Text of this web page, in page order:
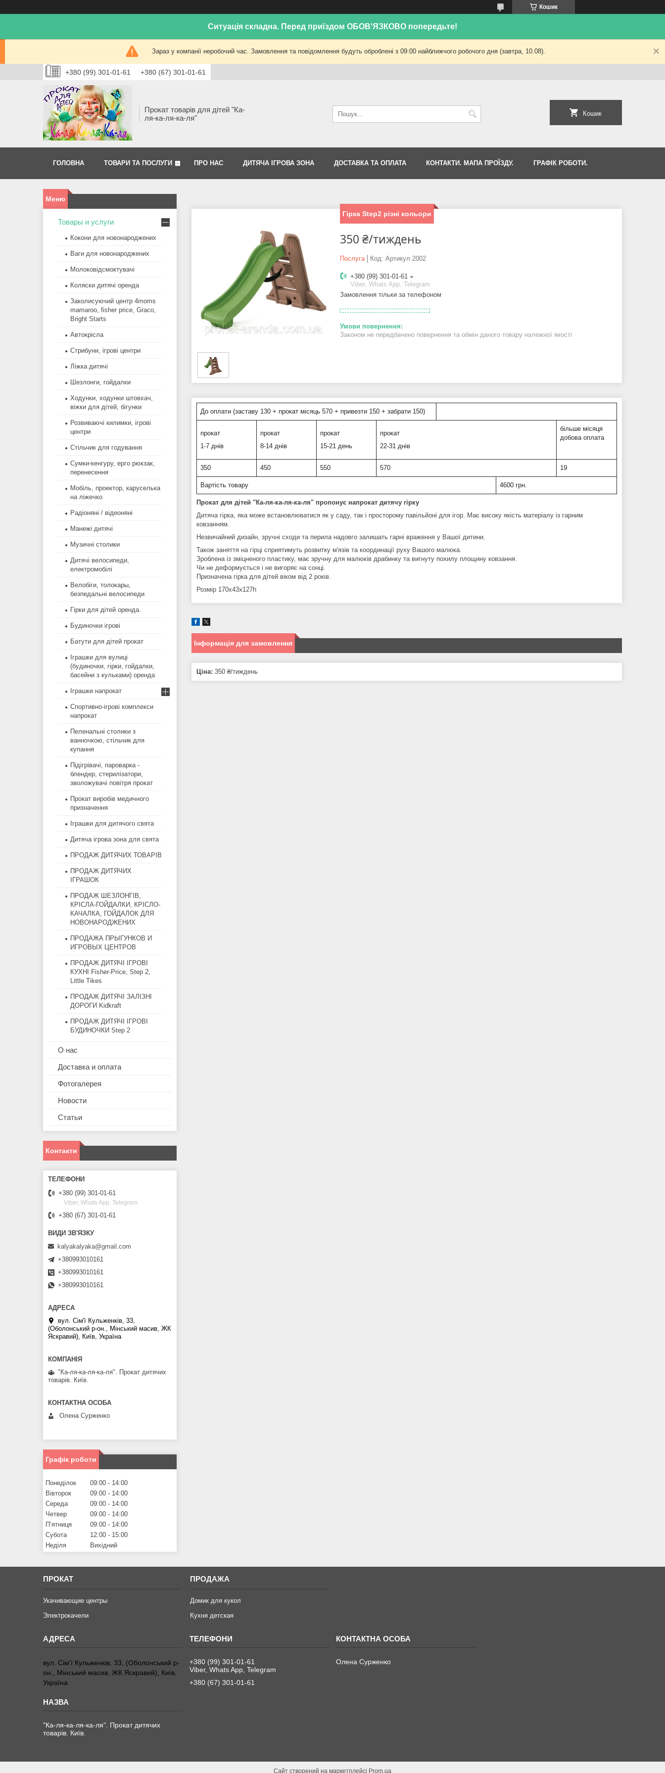
Кошик
Ситуація складна. Перед приїздом ОБОВ'ЯЗКОВО попередьте!
Зараз у компанії неробочий час. Замовлення та повідомлення будуть оброблені з 09:00 найближчого робочого дня (завтра, 10.08).
+380 (99) 301-01-61 +380 (67) 301-01-61
Прокат товарів для дітей "Ка-
ля-ка-ля-ка-ля"
Кошик
ГОЛОВНА ТОВАРИ ТА ПОСЛУГИ ПРО НАС ДИТЯЧА ІГРОВА ЗОНА ДОСТАВКА ТА ОПЛАТА КОНТАКТИ. МАПА ПРОЇЗДУ. ГРАФІК РОБОТИ.
Гірка Step2 різні кольори
350 ₴/тиждень
Послуга Код: Артикул:2002
+380 (99) 301-01-61
Viber, Whats App, Telegram
Замовлення тільки за телефоном
Законом не передбачено повернення та обмін даного товару належної якості
До оплати (заставу 130 + прокат місяць 570 + привезти 150 + забрати 150)
прокат
1-7 днів
прокат
8-14 днів
прокат
15-21 день
прокат
22-31 днів
більше місяця
добова оплата
350 450 550 570 19
Вартість товару 4600 грн.
Прокат для дітей "Ка-ля-ка-ля-ка-ля" пропонує напрокат дитячу гірку
Дитяча гірка, яка може встановлюватися як у саду, так і просторому павільйоні для ігор. Має високу якість матеріалу із гарним
ковзанням.
Незвичайний дизайн, зручні сходи та перила надовго залишать гарні враження у Вашої дитини.
Також заняття на гірці сприятимуть розвитку м'язів та координації руху Вашого малюка.
Зроблена із зміцненого пластику, має зручну для малюків драбинку та вигнуту похилу площину ковзання.
Чи не деформується і не вигоряє на сонці.
Призначена гірка для дітей віком від 2 років.
Розмір 170х43х127h
Інформація для замовлення
Ціна: 350 ₴/тиждень
Товары и услуги
Кокони для новонароджених
Ваги для новонароджених
Молоковідсмоктувачі
Коляски дитячі оренда
Заколисуючий центр 4moms
mamaroo, fisher price, Graco,
Bright Starts
Автокрісла
Стрибуни, ігрові центри
Ліжка дитячі
Шезлонги, гойдалки
Ходунки, ходунки штовхач,
віжки для дітей, бігунки
Розвиваючі килимки, ігрові
центри
Стільчик для годування
Сумки-кенгуру, ерго рюкзак,
перенесення
Мобіль, проектор, каруселька
на ліжечко
Радіоняні / відеоняні
Манежі дитячі
Музичні столики
Дитячі велосипеди,
електромобілі
Велобіги, толокары,
безпедальні велосипеди
Гірки для дітей оренда.
Будиночки ігрові
Батути для дітей прокат
Іграшки для вулиці
(будиночки, гірки, гойдалки,
басейни з кульками) оренда
Іграшки напрокат
Спортивно-ігрові комплекси
напрокат
Пеленальні столики з
ванночкою, стільчик для
купання
Підігрівачі, пароварка -
блендер, стерилізатори,
зволожувачі повітря прокат
Прокат виробів медичного
призначення
Іграшки для дитячого свята
Дитяча ігрова зона для свята
ПРОДАЖ ДИТЯЧИХ ТОВАРІВ
ПРОДАЖ ДИТЯЧИХ
ІГРАШОК
ПРОДАЖ ШЕЗЛОНГІВ,
КРІСЛА-ГОЙДАЛКИ, КРІСЛО-
КАЧАЛКА, ГОЙДАЛОК ДЛЯ
НОВОНАРОДЖЕНИХ
ПРОДАЖА ПРЫГУНКОВ И
ИГРОВЫХ ЦЕНТРОВ
ПРОДАЖ ДИТЯЧІ ІГРОВІ
КУХНІ Fisher-Price, Step 2,
Little Tikes
ПРОДАЖ ДИТЯЧІ ЗАЛІЗНІ
ДОРОГИ Kidkraft
ПРОДАЖ ДИТЯЧІ ІГРОВІ
БУДИНОЧКИ Step 2
О нас
Доставка и оплата
Фотогалерея
Новости
Статьи
Контакти
+380 (99) 301-01-61
Viber, Whats App, Telegram
+380 (67) 301-01-61
kalyakalyaka@gmail.com
+380993010161
+380993010161
+380993010161
вул. Сім'ї Кульженків, 33,
(Оболонський р-он., Мінський масив, ЖК
Яскравий), Київ, Україна
"Ка-ля-ка-ля-ка-ля". Прокат дитячих
товарів. Київ.
Олена Сурженко
Графік роботи
Понеділок 09:00
14:00
Вівторок
09:00
14:00
Середа
09:00
14:00
Четвер
09:00
14:00
Пʼятниця
09:00
14:00
Субота
12:00
15:00
Неділя
Вихідний
ПРОКАТ
Укачивающие центры
Электрокачели
ПРОДАЖА
Домик для кукол
Кухня детская
вул. Сім'ї Кульженків, 33, (Оболонський р-
он., Мінський масив, ЖК Яскравий), Київ,
Україна
"Ка-ля-ка-ля-ка-ля". Прокат дитячих
товарів. Київ.
+380 (99) 301-01-61
Viber, Whats App, Telegram
+380 (67) 301-01-61
Олена Сурженко
Сайт створений на маркетплейсі Prom.ua